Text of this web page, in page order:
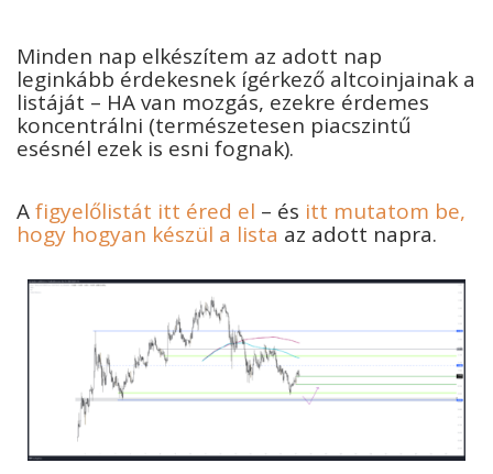
Minden nap elkészítem az adott nap
leginkább érdekesnek ígérkező altcoinjainak a
listáját – HA van mozgás, ezekre érdemes
koncentrálni (természetesen piacszintű
esésnél ezek is esni fognak).
Afigyelőlistát itt éred el – és itt mutatom be,
hogy hogyan készül a lista az adott napra.